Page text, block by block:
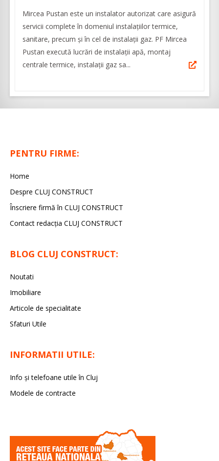
Mircea Pustan este un instalator autorizat care asigură
servicii complete în domeniul instalațiilor termice,
sanitare, precum și în cel de instalații gaz. PF Mircea
Pustan execută lucrări de instalații apă, montaj
centrale termice, instalații gaz sa...
PENTRU FIRME:
Home
Despre CLUJ CONSTRUCT
Înscriere firmă în CLUJ CONSTRUCT
Contact redacția CLUJ CONSTRUCT
BLOG CLUJ CONSTRUCT:
Noutati
Imobiliare
Articole de specialitate
Sfaturi Utile
INFORMATII UTILE:
Info și telefoane utile în Cluj
Modele de contracte